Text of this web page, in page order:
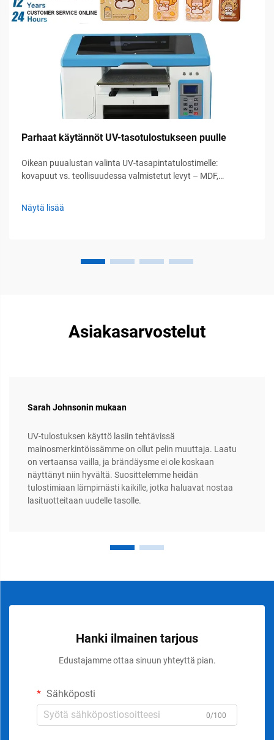
Parhaat käytännöt UV-tasotulostukseen puulle
Oikean puualustan valinta UV-tasapintatulostimelle:
kovapuut vs. teollisuudessa valmistetut levyt – MDF,
visuaalisen vaikutelman, joka tekee...
Näytä lisää
Asiakasarvostelut
Sarah Johnsonin mukaan
UV-tulostuksen käyttö lasiin tehtävissä
mainosmerkintöissämme on ollut pelin muuttaja. Laatu
on vertaansa vailla, ja brändäysme ei ole koskaan
näyttänyt niin hyvältä. Suosittelemme heidän
tulostimiaan lämpimästi kaikille, jotka haluavat nostaa
lasituotteitaan uudelle tasolle.
Hanki ilmainen tarjous
Edustajamme ottaa sinuun yhteyttä pian.
Sähköposti
0/100